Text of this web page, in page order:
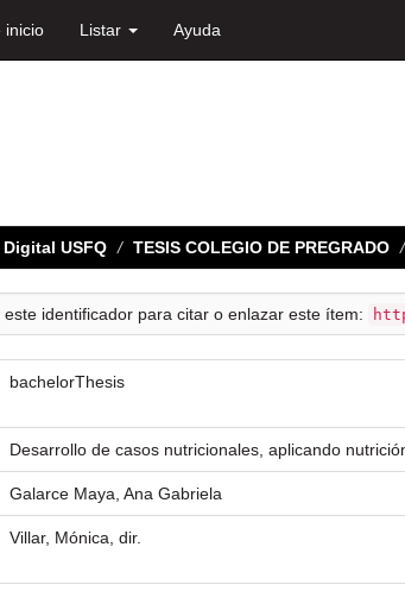
inicio Listar Ayuda
USFQ TESIS COLEGIO DE PREGRADO
este identificador para citar o enlazar este ítem:
bachelorThesis
Desarrollo de casos nutricionales, aplicando
Galarce Maya, Ana Gabriela
Villar, Mónica, dir.